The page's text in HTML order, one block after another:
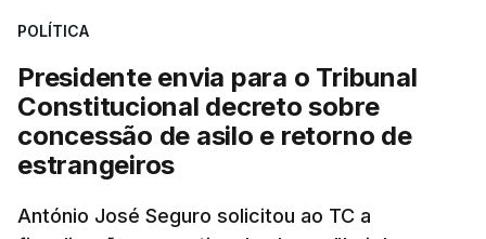
sistema mais simples, mais justo e transparente".
"Sempre que seja possível reduzir burocracias,
eliminar sobreposições e garantir que os apoios
chegam a quem mais necessita, estaremos a dar
um passo na direção certa", argumenta o
Presidente da República.
POLÍTICA
Presidente envia para o Tribunal
Constitucional decreto sobre
concessão de asilo e retorno de
estrangeiros
António José Seguro solicitou ao TC a